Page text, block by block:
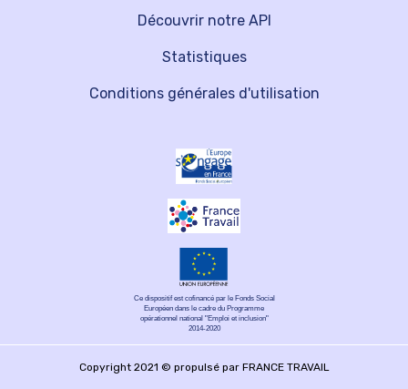
Découvrir notre API
Statistiques
Conditions générales d'utilisation
Ce dispositif est cofinancé par le Fonds Social
Européen dans le cadre du Programme
opérationnel national "Emploi et inclusion"
2014-2020
Copyright 2021 © propulsé par FRANCE TRAVAIL